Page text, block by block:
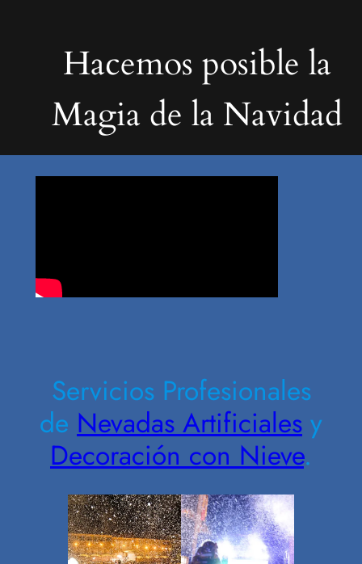
Hacemos posible la
Magia de la Navidad
Servicios Profesionales
de Nevadas Artificiales y
Decoración con Nieve.